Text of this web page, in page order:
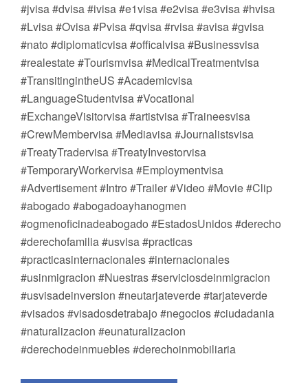
#jvisa #dvisa #ivisa #e1visa #e2visa #e3visa #hvisa
#Lvisa #Ovisa #Pvisa #qvisa #rvisa #avisa #gvisa
#nato #diplomaticvisa #officalvisa #Businessvisa
#realestate #Tourismvisa #MedicalTreatmentvisa
#TransitingintheUS #Academicvisa
#LanguageStudentvisa #Vocational
#ExchangeVisitorvisa #artistvisa #Traineesvisa
#CrewMembervisa #Mediavisa #Journalistsvisa
#TreatyTradervisa #TreatyInvestorvisa
#TemporaryWorkervisa #Employmentvisa
#Advertisement #Intro #Trailer #Video #Movie #Clip
#abogado #abogadoayhanogmen
#ogmenoficinadeabogado #EstadosUnidos #derecho
#derechofamilia #usvisa #practicas
#practicasinternacionales #internacionales
#usinmigracion #Nuestras #serviciosdeinmigracion
#usvisadeinversion #neutarjateverde #tarjateverde
#visados #visadosdetrabajo #negocios #ciudadania
#naturalizacion #eunaturalizacion
#derechodeinmuebles #derechoinmobiliaria